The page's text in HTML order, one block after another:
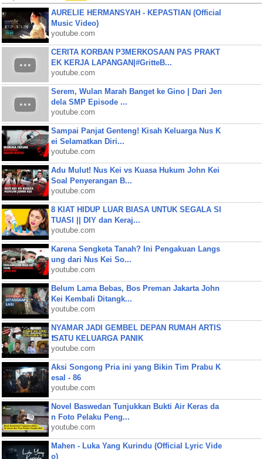
AURELIE HERMANSYAH - KEPASTIAN (Official
Music Video)
youtube.com
CERITA KORBAN P3MERKOSAAN PAS PRAKT
EK KERJA LAPANGAN|#GritteB...
youtube.com
Serem, Wulan Marah Banget ke Gino | Dari Jen
dela SMP Episode ...
youtube.com
Sampai Panjat Genteng! Kisah Keluarga Nus K
ei Selamatkan Diri...
youtube.com
Adu Mulut! Nus Kei vs Kuasa Hukum John Kei
Soal Penyerangan B...
youtube.com
8 KIAT HIDUP LUAR BIASA UNTUK SEGALA SI
TUASI || DIY dan Keraj...
youtube.com
Karena Sengketa Tanah? Ini Pengakuan Langs
ung dari Nus Kei So...
youtube.com
Belum Lama Bebas, Bos Preman Jakarta John
Kei Kembali Ditangk...
youtube.com
NYAMAR JADI GEMBEL DEPAN RUMAH ARTIS
❗SATU KELUARGA PANIK
youtube.com
Aksi Songong Pria ini yang Bikin Tim Prabu K
esal - 86
youtube.com
Novel Baswedan Tunjukkan Bukti Air Keras da
n Foto Pelaku Peng...
youtube.com
Mahen - Luka Yang Kurindu (Official Lyric Vide
o)